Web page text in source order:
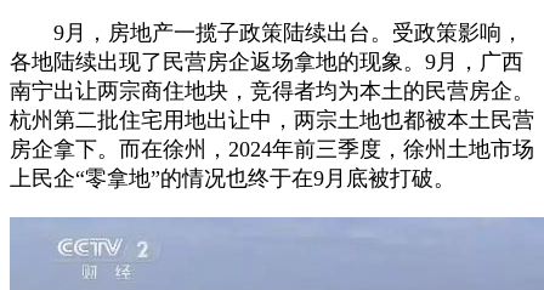
9月，房地产一揽子政策陆续出台。受政策影响，
各地陆续出现了民营房企返场拿地的现象。9月，广西
南宁出让两宗商住地块，竞得者均为本土的民营房企。
杭州第二批住宅用地出让中，两宗土地也都被本土民营
房企拿下。而在徐州，2024年前三季度，徐州土地市场
上民企“零拿地”的情况也终于在9月底被打破。